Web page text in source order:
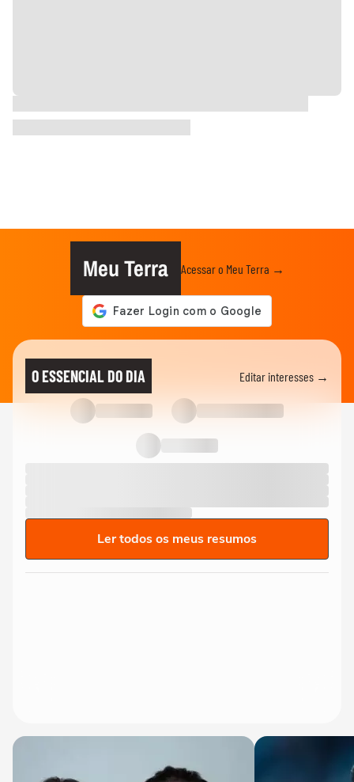
Meu Terra Acessar o Meu Terra →
O ESSENCIAL DO DIA Editar interesses →
Ler todos os meus resumos